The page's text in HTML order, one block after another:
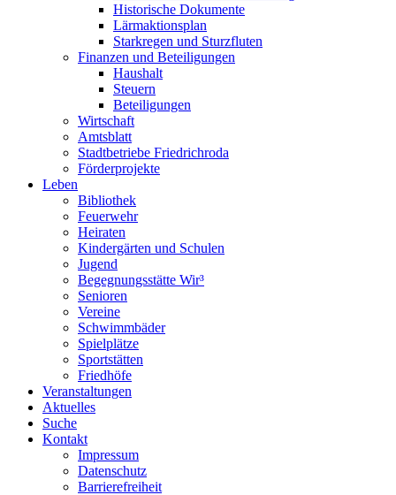
Historische Dokumente
Lärmaktionsplan
Starkregen und Sturzfluten
Finanzen und Beteiligungen
Haushalt
Steuern
Beteiligungen
Wirtschaft
Amtsblatt
Stadtbetriebe Friedrichroda
Förderprojekte
Leben
Bibliothek
Feuerwehr
Heiraten
Kindergärten und Schulen
Jugend
Begegnungsstätte Wir³
Senioren
Vereine
Schwimmbäder
Spielplätze
Sportstätten
Friedhöfe
Veranstaltungen
Aktuelles
Suche
Kontakt
Impressum
Datenschutz
Barrierefreiheit